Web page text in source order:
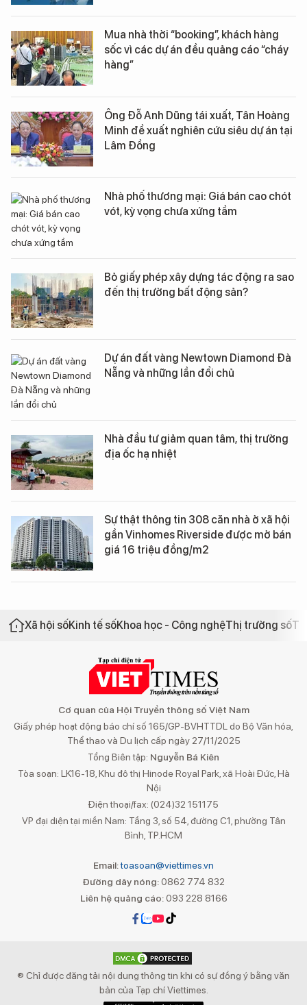
Mua nhà thời “booking”, khách hàng
sốc vì các dự án đều quảng cáo “cháy
hàng”
Ông Đỗ Anh Dũng tái xuất, Tân Hoàng
Minh đề xuất nghiên cứu siêu dự án tại
Lâm Đồng
Nhà phố thương mại: Giá bán cao chót
vót, kỳ vọng chưa xứng tầm
Bỏ giấy phép xây dựng tác động ra sao
đến thị trường bất động sản?
Dự án đất vàng Newtown Diamond Đà
Nẵng và những lần đổi chủ
Nhà đầu tư giảm quan tâm, thị trường
địa ốc hạ nhiệt
Sự thật thông tin 308 căn nhà ở xã hội
gần Vinhomes Riverside được mở bán
giá 16 triệu đồng/m2
Xã hội sốKinh tế sốKhoa học - Công nghệThị trường số
Cơ quan của Hội Truyền thông số Việt Nam
Giấy phép hoạt động báo chí số 165/GP-BVHTTDL do Bộ Văn hóa,
Thể thao và Du lịch cấp ngày 27/11/2025
Tổng Biên tập: Nguyễn Bá Kiên
Tòa soạn: LK16-18, Khu đô thị Hinode Royal Park, xã Hoài Đức, Hà
Nội
Điện thoại/fax: (024)32 151175
VP đại diện tại miền Nam: Tầng 3, số 54, đường C1, phường Tân
Bình, TP.HCM
Email:toasoan@viettimes.vn
Đường dây nóng: 0862 774 832
Liên hệ quảng cáo:093 228 8166
® Chỉ được đăng tải nội dung thông tin khi có sự đồng ý bằng văn
bản của Tạp chí Viettimes.